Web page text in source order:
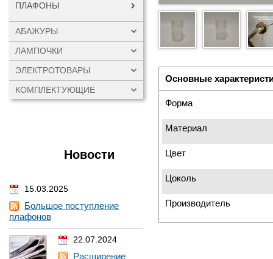
ПЛАФОНЫ
АБАЖУРЫ
ЛАМПОЧКИ
ЭЛЕКТРОТОВАРЫ
КОМПЛЕКТУЮЩИЕ
Новости
15.03.2025
Большое поступление
плафонов
22.07.2024
Расширение
Основные
Форма
Материал
Цвет
Цоколь
Производитель